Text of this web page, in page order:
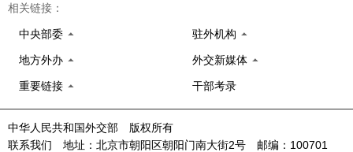
相关链接：
中央部委 驻外机构
地方外办 外交新媒体
重要链接 干部考录
中华人民共和国外交部 版权所有
联系我们 地址：北京市朝阳区朝阳门南大街2号 邮编：100701